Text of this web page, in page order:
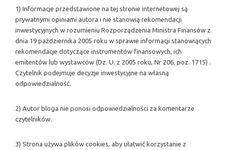
1) Informacje przedstawione na tej stronie internetowej są
prywatnymi opiniami autora i nie stanowią rekomendacji
inwestycyjnych w rozumieniu Rozporządzenia Ministra Finansów z
dnia 19 października 2005 roku w sprawie informacji stanowiących
rekomendacje dotyczące instrumentów finansowych, ich
emitentów lub wystawców (Dz. U. z 2005 roku, Nr 206, poz. 1715) .
Czytelnik podejmuje decyzje inwestycyjne na własną
odpowiedzialność.
2) Autor bloga nie ponosi odpowiedzialności za komentarze
czytelników.
3) Strona używa plików cookies, aby ułatwić korzystanie z